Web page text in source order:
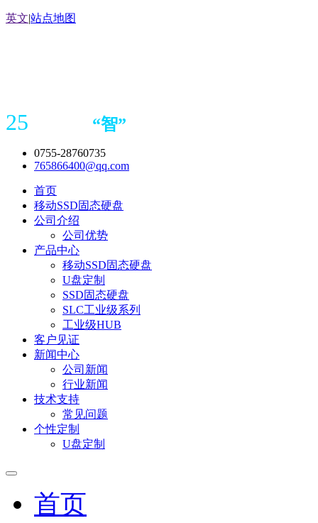
英文|站点地图
25 “智”
0755-28760735
765866400@qq.com
首页
移动SSD固态硬盘
公司介绍
公司优势
产品中心
移动SSD固态硬盘
U盘定制
SSD固态硬盘
SLC工业级系列
工业级HUB
客户见证
新闻中心
公司新闻
行业新闻
技术支持
常见问题
个性定制
U盘定制
首页